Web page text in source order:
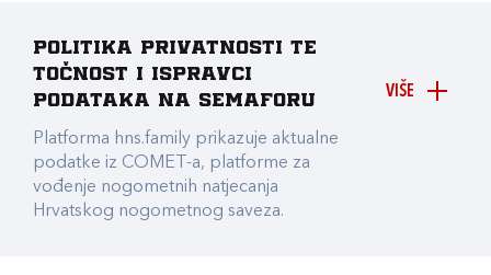
VIŠE
Politika privatnosti te
točnost i ispravci
podataka na Semaforu
Platforma hns.family prikazuje aktualne
podatke iz COMET-a, platforme za
vođenje nogometnih natjecanja
Hrvatskog nogometnog saveza.